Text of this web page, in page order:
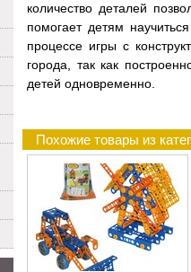
количество деталей
помогает детям
процессе игры с
города, так как
детей одновременно.
Похожие товары из